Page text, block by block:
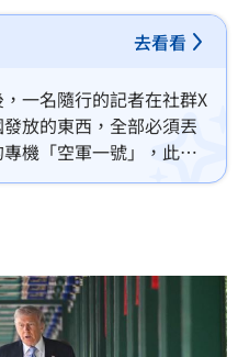
去看看
一名隨行的記者在社群X
放的東西，全部必須丟
機「空軍一號」，此事
紫光奇遊團成員許美華
習會簡直就是諜對諜情